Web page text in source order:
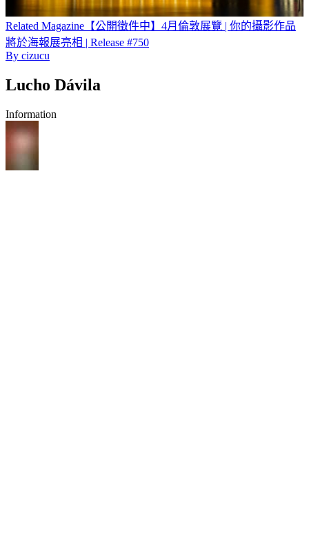
Related Magazine 【公開徵件中】4月倫敦展覽 | 你的攝影作品
將於海報展亮相 | Release #750
By cizucu
Lucho Dávila
Information